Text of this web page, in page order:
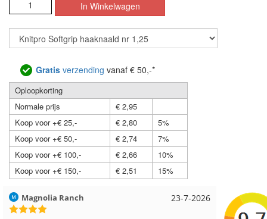
Gratis verzending vanaf € 50,-*
Oploopkorting
Normale prijs
€ 2,95
Koop voor +€ 25,-
€ 2,80
5%
Koop voor +€ 50,-
€ 2,74
7%
Koop voor +€ 100,-
€ 2,66
10%
Koop voor +€ 150,-
€ 2,51 15%
17-7-2026
Hilde uit Loyers Loes uit